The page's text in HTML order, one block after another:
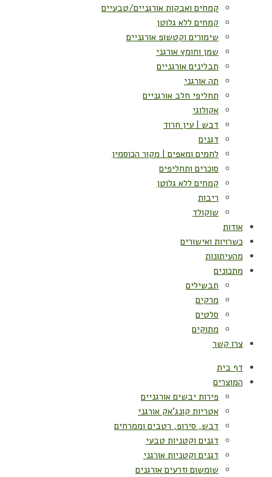
קמחים ואבקות אורגניים/טבעיים
קמחים ללא גלוטן
שימורים וקטשופ אורגניים
שמן וחומץ אורגני
תבלינים אורגניים
תה אורגני
תחליפי חלב אורגניים
אקולוגי
דבש | עין חרוד
דגנים
לחמים ומאפים | מקור הכוסמין
סוכרים ותחליפים
קמחים ללא גלוטן
ריבות
שוקולד
אודות
כשרויות ואישורים
מהעיתונות
מתכונים
תבשילים
מרקים
סלטים
מתוקים
צרו קשר
דף בית
המוצרים
פירות יבשים אורגניים
אטריות קונג'אק אורגני
דבש, סירופ, רטבים וממרחים
דגנים וקטניות טבעי
דגנים וקטניות אורגני
שומשום וזרעים אורגנים